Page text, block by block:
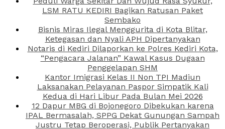
LSM RATU KEDIRI Bagikan Ratusan Paket
Sembako
Bisnis Miras Ilegal Menggurita di Kota Blitar,
Ketegasan dan Nyali APH Dipertanyakan
Notaris di Kediri Dilaporkan ke Polres Kediri Kota,
“Pengacara Jalanan” Kawal Kasus Dugaan
Penggelapan SHM
Kantor Imigrasi Kelas II Non TPI Madiun
Laksanakan Pelayanan Paspor Simpatik Kali
Kedua di Hari Libur Pada Bulan Mei 2026
12 Dapur MBG di Bojonegoro Dibekukan karena
IPAL Bermasalah, SPPG Dekat Gunungan Sampah
Justru Tetap Beroperasi, Publik Pertanyakan